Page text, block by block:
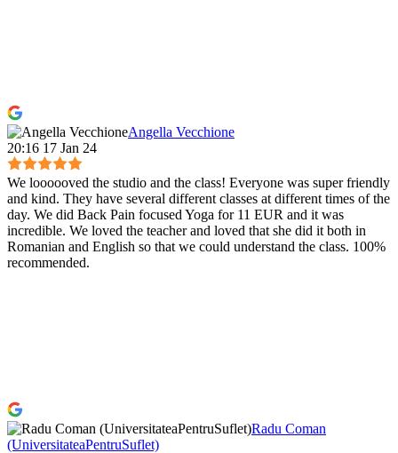
Angella Vecchione
20:16 17 Jan 24
We loooooved the studio and the class! Everyone was super friendly
and kind. They have several different classes at different times of the
day. We did Back Pain focused Yoga for 11 EUR and it was
incredible. We loved the teacher and loved that she did it both in
Romanian and English so that we could understand the class. 100%
recommended.
Radu Coman
(UniversitateaPentruSuflet)